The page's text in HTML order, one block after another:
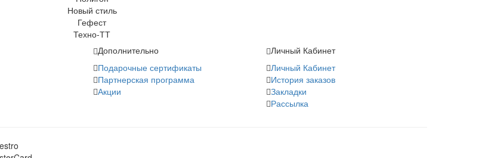
Дополнительно
Подарочные сертификаты
Партнерская программа
Акции
Личный Кабинет
Личный Кабинет
История заказов
Закладки
Рассылка